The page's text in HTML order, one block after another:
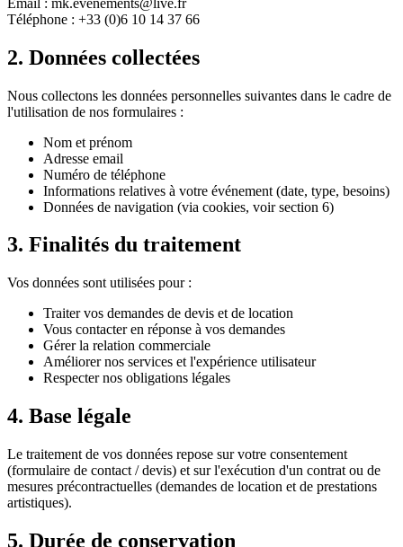
Téléphone : +33 (0)6 10 14 37 66
2. Données collectées
Nous collectons les données personnelles suivantes dans le cadre de
l'utilisation de nos formulaires :
Nom et prénom
Adresse email
Numéro de téléphone
Informations relatives à votre événement (date, type, besoins)
Données de navigation (via cookies, voir section 6)
3. Finalités du traitement
Vos données sont utilisées pour :
Traiter vos demandes de devis et de location
Vous contacter en réponse à vos demandes
Gérer la relation commerciale
Améliorer nos services et l'expérience utilisateur
Respecter nos obligations légales
4. Base légale
Le traitement de vos données repose sur votre consentement
(formulaire de contact / devis) et sur l'exécution d'un contrat ou de
mesures précontractuelles (demandes de location et de prestations
artistiques).
5. Durée de conservation